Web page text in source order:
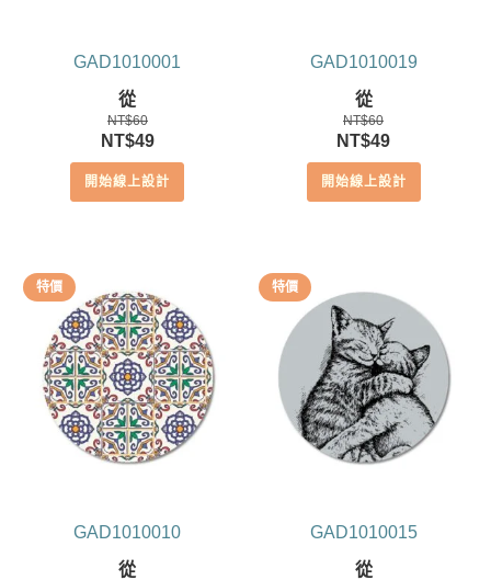
GAD1010001
從
NT$60
原
始
價
NT$49目
前
價
開始線上設計
GAD1010019
從
NT$60
原
始
價
NT$49目
前
價
開始線上設計
特價
GAD1010010
從
特價
GAD1010015
從